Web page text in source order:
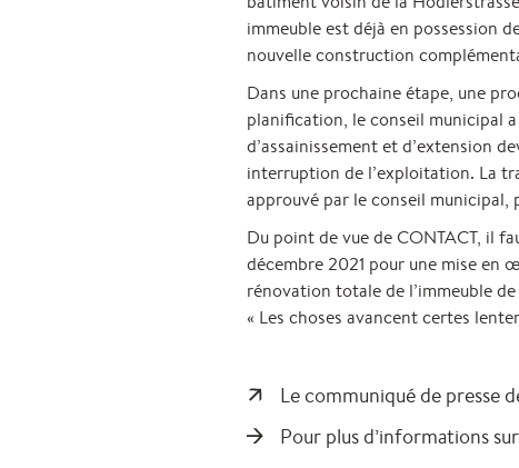
immeuble est déjà en possession
nouvelle construction
Dans une prochaine étape, une
planification, le conseil municipal
d’assainissement et d’extension
interruption de l’exploitation. La
approuvé par le conseil municipal,
Du point de vue de CONTACT, il
décembre 2021 pour une mise en
rénovation totale de l’immeuble
« Les choses avancent certes
Le communiqué de presse
Pour plus d’informations